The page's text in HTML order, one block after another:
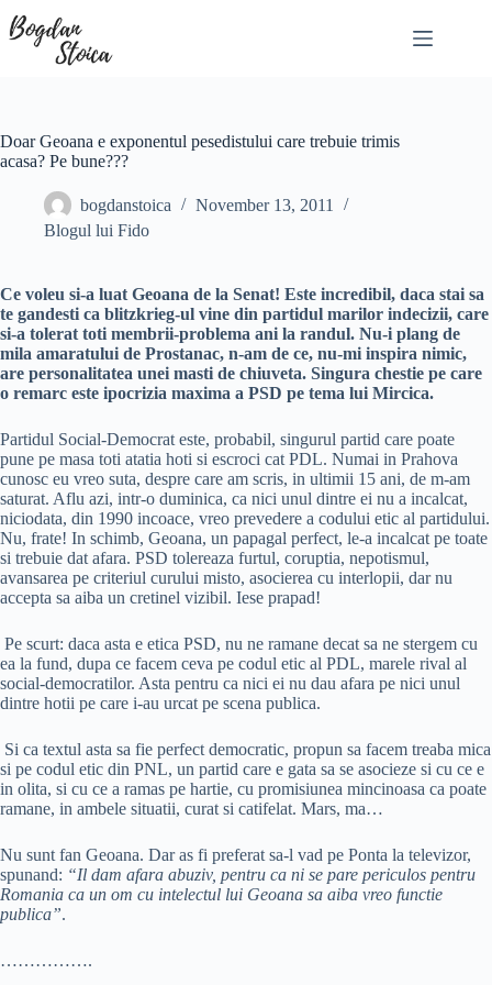
to
content
Doar Geoana e exponentul pesedistului care trebuie trimis
acasa? Pe bune???
bogdanstoica
November 13, 2011
Blogul lui Fido
Ce voleu si-a luat Geoana de la Senat! Este incredibil, daca stai sa
te gandesti ca blitzkrieg-ul vine din partidul marilor indecizii, care
si-a tolerat toti membrii-problema ani la randul. Nu-i plang de
mila amaratului de Prostanac, n-am de ce, nu-mi inspira nimic,
are personalitatea unei masti de chiuveta. Singura chestie pe care
o remarc este ipocrizia maxima a PSD pe tema lui Mircica.
Partidul Social-Democrat este, probabil, singurul partid care poate
pune pe masa toti atatia hoti si escroci cat PDL. Numai in Prahova
cunosc eu vreo suta, despre care am scris, in ultimii 15 ani, de m-am
saturat. Aflu azi, intr-o duminica, ca nici unul dintre ei nu a incalcat,
niciodata, din 1990 incoace, vreo prevedere a codului etic al partidului.
Nu, frate! In schimb, Geoana, un papagal perfect, le-a incalcat pe toate
si trebuie dat afara. PSD tolereaza furtul, coruptia, nepotismul,
avansarea pe criteriul curului misto, asocierea cu interlopii, dar nu
accepta sa aiba un cretinel vizibil. Iese prapad!
Pe scurt: daca asta e etica PSD, nu ne ramane decat sa ne stergem cu
ea la fund, dupa ce facem ceva pe codul etic al PDL, marele rival al
social-democratilor. Asta pentru ca nici ei nu dau afara pe nici unul
dintre hotii pe care i-au urcat pe scena publica.
Si ca textul asta sa fie perfect democratic, propun sa facem treaba mica
si pe codul etic din PNL, un partid care e gata sa se asocieze si cu ce e
in olita, si cu ce a ramas pe hartie, cu promisiunea mincinoasa ca poate
ramane, in ambele situatii, curat si catifelat. Mars, ma…
Nu sunt fan Geoana. Dar as fi preferat sa-l vad pe Ponta la televizor,
spunand: “Il dam afara abuziv, pentru ca ni se pare periculos pentru
Romania ca un om cu intelectul lui Geoana sa aiba vreo functie
publica”.
…………….